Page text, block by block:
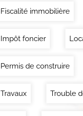
Fiscalité immobilière
Impôt foncier
Permis de construire
Travaux Trouble